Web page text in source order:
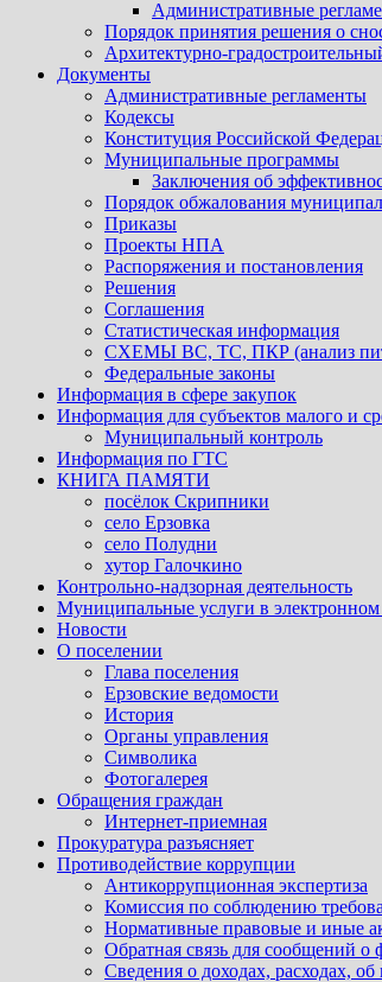
Административные
Порядок принятия решения о
Архитектурно-
Документы
Административные регламенты
Кодексы
Конституция Российской
Муниципальные программы
Заключения об
Порядок обжалования
Приказы
Проекты НПА
Распоряжения и постановления
Решения
Соглашения
Статистическая информация
СХЕМЫ ВС, ТС, ПКР (анализ
Федеральные законы
Информация в сфере закупок
Информация для субъектов малого и
Муниципальный контроль
Информация по ГТС
КНИГА ПАМЯТИ
посёлок Скрипники
село Ерзовка
село Полудни
хутор Галочкино
Контрольно-надзорная деятельность
Муниципальные услуги в электронном
Новости
О поселении
Глава поселения
Ерзовские ведомости
История
Органы управления
Символика
Фотогалерея
Обращения граждан
Интернет-приемная
Прокуратура разъясняет
Противодействие коррупции
Антикоррупционная экспертиза
Комиссия по соблюдению
Нормативные правовые и иные
Обратная связь для сообщений о
Сведения о доходах, расходах,